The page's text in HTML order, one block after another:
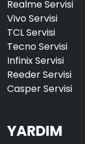
Realme Servisi
Vivo Servisi
TCL Servisi
Tecno Servisi
Infinix Servisi
Reeder Servisi
Casper Servisi
YARDIM